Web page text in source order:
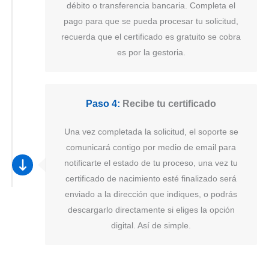
débito o transferencia bancaria. Completa el
pago para que se pueda procesar tu solicitud,
recuerda que el certificado es gratuito se cobra
es por la gestoria.
Paso 4: Recibe tu certificado
Una vez completada la solicitud, el soporte se
comunicará contigo por medio de email para
notificarte el estado de tu proceso, una vez tu
certificado de nacimiento esté finalizado será
enviado a la dirección que indiques, o podrás
descargarlo directamente si eliges la opción
digital. Así de simple.